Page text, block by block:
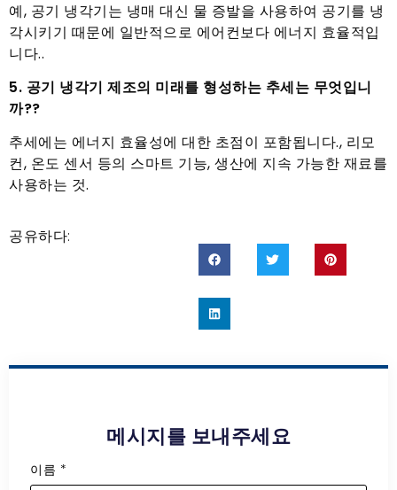
예, 공기 냉각기는 냉매 대신 물 증발을 사용하여 공기를 냉
각시키기 때문에 일반적으로 에어컨보다 에너지 효율적입
니다..
5. 공기 냉각기 제조의 미래를 형성하는 추세는 무엇입니
까??
추세에는 에너지 효율성에 대한 초점이 포함됩니다., 리모
컨, 온도 센서 등의 스마트 기능, 생산에 지속 가능한 재료를
사용하는 것.
공유하다:
메시지를 보내주세요
이름 *